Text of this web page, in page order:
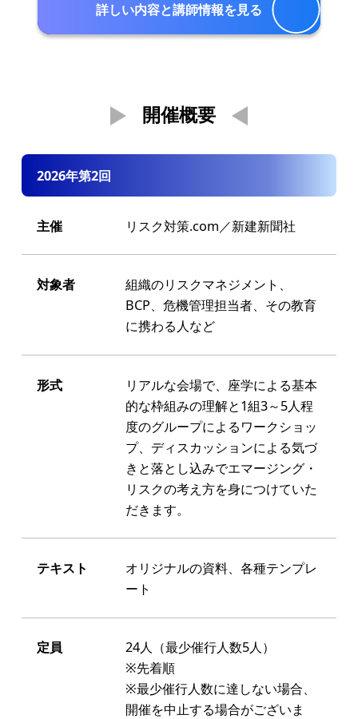
詳しい内容と講師情報を見る
開催概要
2026年第2回
主催 リスク対策.com／新建新聞社
対象者
組織のリスクマネジメント、
BCP、危機管理担当者、その教育
に携わる人など
形式
リアルな会場で、座学による基本
的な枠組みの理解と1組3～5人程
度のグループによるワークショッ
プ、ディスカッションによる気づ
きと落とし込みでエマージング・
リスクの考え方を身につけていた
だきます。
テキスト
オリジナルの資料、各種テンプレ
ート
定員
24人（最少催行人数5人）
※先着順
※最少催行人数に達しない場合、
開催を中止する場合がございま